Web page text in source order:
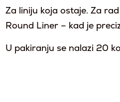
Za liniju koja ostaje. Za
Round Liner – kad je
U pakiranju se nalazi 20